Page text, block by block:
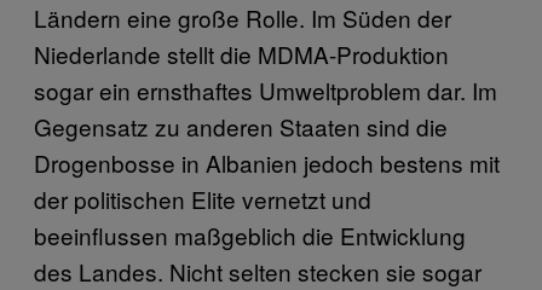
Ländern eine große Rolle. Im Süden der
Niederlande stellt die MDMA-Produktion
sogar ein ernsthaftes Umweltproblem dar. Im
Gegensatz zu anderen Staaten sind die
Drogenbosse in Albanien jedoch bestens mit
der politischen Elite vernetzt und
beeinflussen maßgeblich die Entwicklung
des Landes. Nicht selten stecken sie sogar